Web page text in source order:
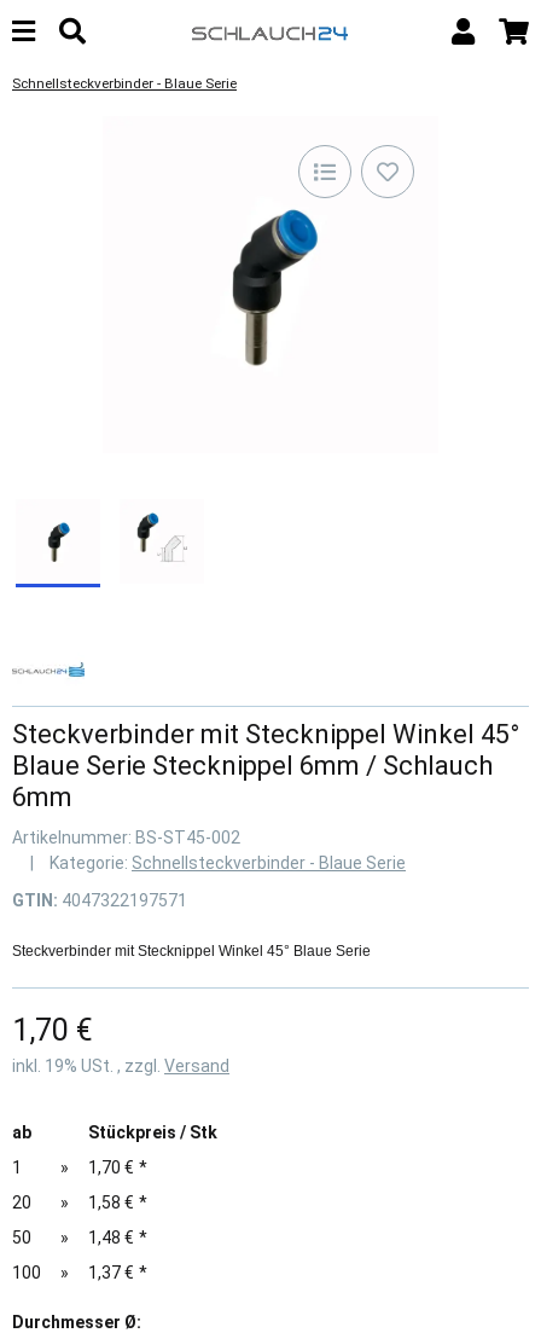
Schnellsteckverbinder - Blaue Serie
Steckverbinder mit Stecknippel Winkel 45°
Blaue Serie Stecknippel 6mm / Schlauch
6mm
Artikelnummer: BS-ST45-002
Kategorie: Schnellsteckverbinder - Blaue Serie
GTIN: 4047322197571
Steckverbinder mit Stecknippel Winkel 45° Blaue Serie
1,70 €
inkl. 19% USt. , zzgl. Versand
ab
Stückpreis / Stk
1
» 1,70 € *
20
» 1,58 € *
50
» 1,48 € *
100
» 1,37 € *
Durchmesser Ø: